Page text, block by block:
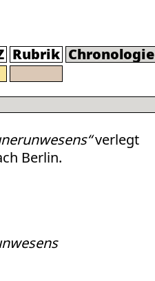
Rubrik Chronologie
verlegt
Berlin.